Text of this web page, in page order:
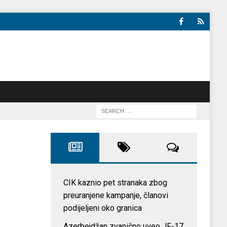
CIK kaznio pet stranaka zbog
preuranjene kampanje, članovi
podijeljeni oko granica